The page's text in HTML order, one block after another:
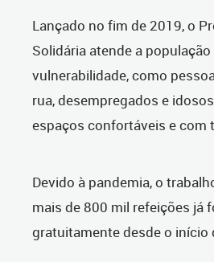
Lançado no fim de 2019, o
Solidária atende a população
vulnerabilidade, como
rua, desempregados e
espaços confortáveis e com
Devido à pandemia, o
mais de 800 mil refeições já
gratuitamente desde o início